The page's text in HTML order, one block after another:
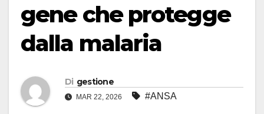
gene che protegge
dalla malaria
Di gestione
MAR 22, 2026 #ANSA